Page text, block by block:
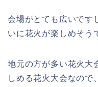
会場がとても広いです
いに花火が楽しめそう
地元の方が多い花火大
しめる花火大会なので